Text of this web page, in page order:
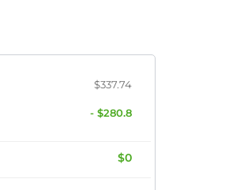
$337.74
- $280.8
$0